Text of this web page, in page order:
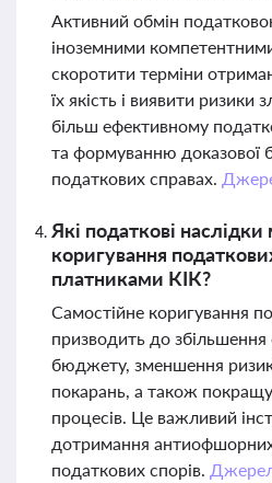
Активний обмін
іноземними
скоротити терміни
їх якість і виявити
більш ефективному
та формуванню доказової
податкових справах.
Які податкові
коригування
платниками КІК?
Самостійне коригування
призводить до збільшення
бюджету, зменшення
покарань, а також
процесів. Це важливий
дотримання
податкових спорів.